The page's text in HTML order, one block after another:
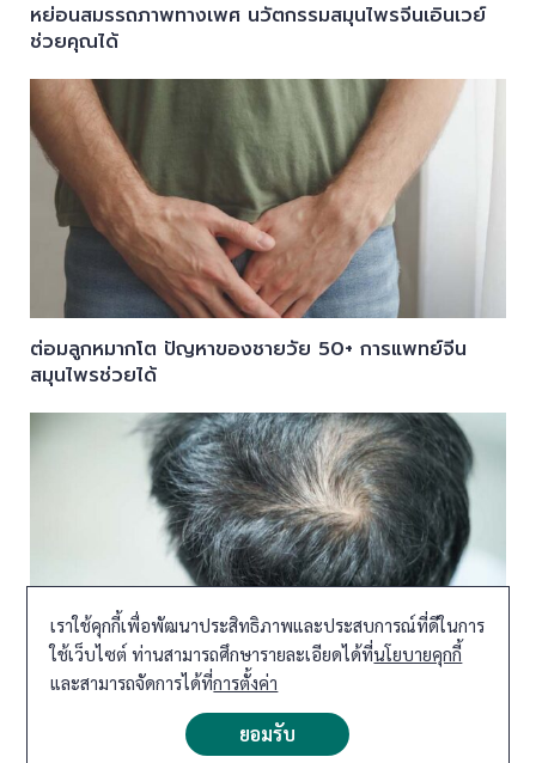
หย่อนสมรรถภาพทางเพศ นวัตกรรมสมุนไพรจีนเอินเวย์
ช่วยคุณได้
ต่อมลูกหมากโต ปัญหาของชายวัย 50+ การแพทย์จีน
สมุนไพรช่วยได้
ผมร่วง ผมบาง ผมร่วงเป็นหย่อมๆ งอกใหม่ได้ ด้วยการ
เราใช้คุกกี้เพื่อพัฒนาประสิทธิภาพและประสบการณ์ที่ดีในการ
ใช้เว็บไซต์ ท่านสามารถศึกษารายละเอียดได้ที่นโยบายคุกกี้
และสามารถจัดการได้ที่การตั้งค่า
ยอมรับ